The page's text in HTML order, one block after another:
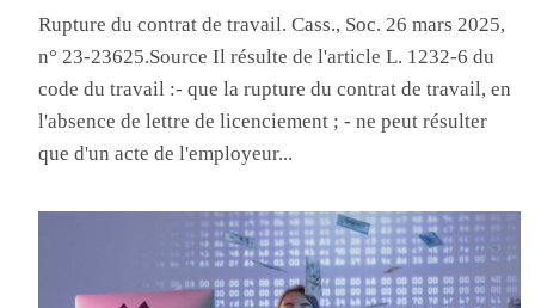
Rupture du contrat de travail. Cass., Soc. 26 mars 2025,
n° 23-23625.Source Il résulte de l'article L. 1232-6 du
code du travail :- que la rupture du contrat de travail, en
l'absence de lettre de licenciement ; - ne peut résulter
que d'un acte de l'employeur...